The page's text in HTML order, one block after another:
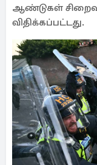
ஆண்டுகள்
விதிக்கப்பட்டது.